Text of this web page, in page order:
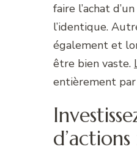
faire l’achat
l’identique.
également et
être bien vaste.
entièrement par